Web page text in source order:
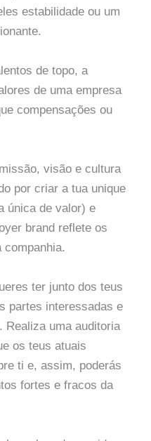
estabilidade ou um
de topo, a
de uma empresa
compensações ou
visão e cultura
por criar a tua unique
única de valor) e
brand reflete os
ter junto dos teus
partes interessadas e
Realiza uma auditoria
os teus atuais
ti e, assim, poderás
fortes e fracos da